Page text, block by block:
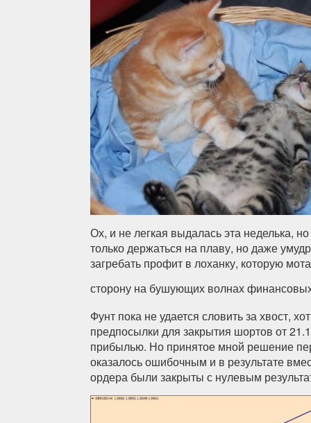
Ох, и не легкая выдалась эта неделька,
только держаться на плаву, но даже
загребать профит в лоханку, которую
сторону на бушующих волнах
Фунт пока не удается словить за хвост,
предпосылки для закрытия шортов от
прибылью. Но принятое мной решение
оказалось ошибочным и в результате
ордера были закрыты с нулевым